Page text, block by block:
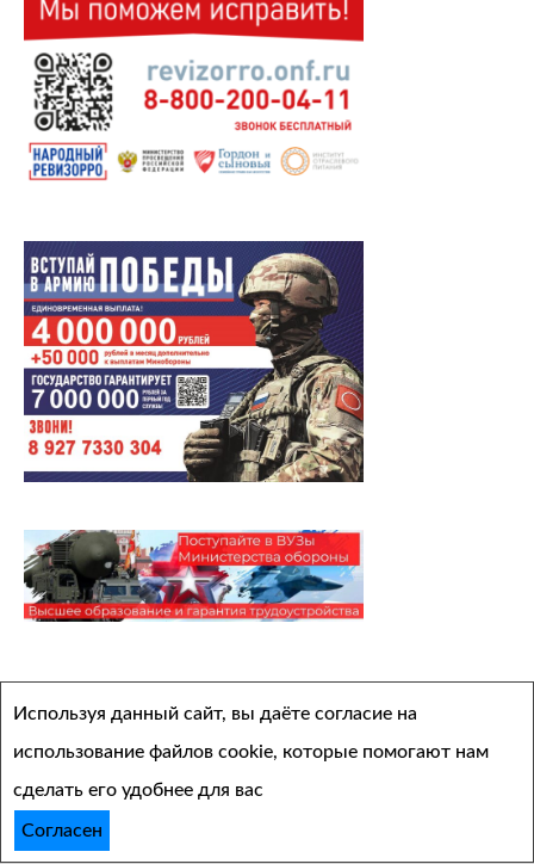
Архивы
Выберите месяц
Используя данный сайт, вы даёте согласие на
использование файлов cookie, которые помогают нам
сделать его удобнее для вас
Согласен